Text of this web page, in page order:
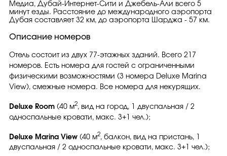
Медиа, Дубай-Интернет-Сити и Джебель-Али всего 5
минут езды. Расстояние до международного аэропорта
Дубая составляет 32 км, до аэропорта Шарджа - 57 км.
Описание номеров
Отель состоит из двух 77-этажных зданий. Всего 217
номеров. Есть номера для гостей с ограниченными
физическими возможностями (3 номера Deluxe Marina
View), смежные номера. Все номера для некурящих.
Deluxe Room (40 м2, вид на город, 1 двуспальная / 2
односпальные кровати, макс. 3+1 чел.);
Deluxe Marina View (40 м2, балкон, вид на пристань, 1
двуспальная / 2 односпальные кровати, макс. 3+1 чел.);